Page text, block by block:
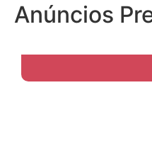
Anúncios